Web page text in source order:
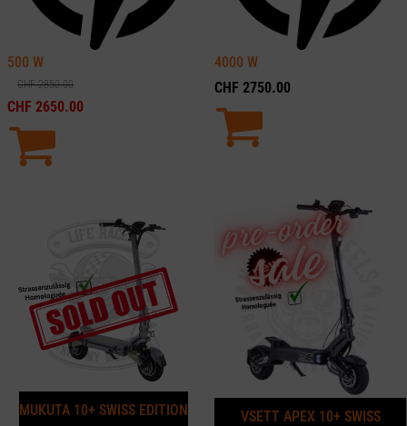
500 W
CHF2850.00
CHF 2650.00
4000 W
CHF 2750.00
MUKUTA 10+ SWISS EDITION
VSETT APEX 10+ SWISS